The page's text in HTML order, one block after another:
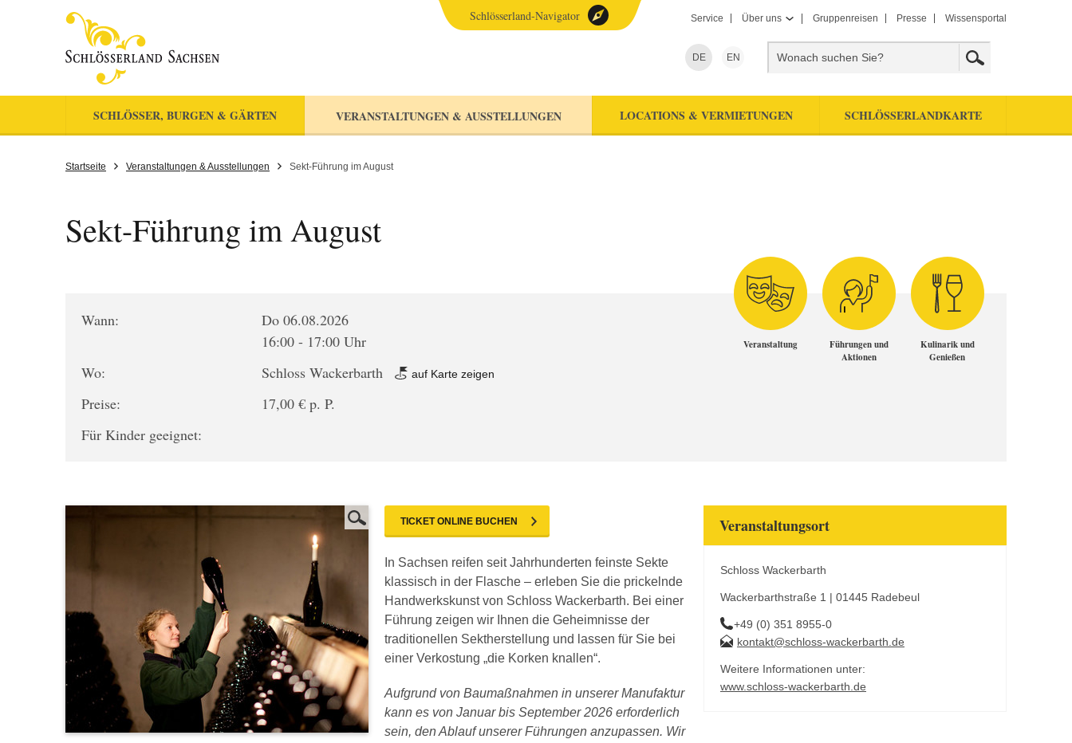
Service Über uns Gruppenreisen Presse Wissensportal
DE EN
SCHLÖSSER, BURGEN & GÄRTEN VERANSTALTUNGEN & AUSSTELLUNGEN LOCATIONS & VERMIETUNGEN SCHLÖSSERLANDKARTE
Schlösserland-Navigator
Startseite Veranstaltungen & Ausstellungen Sekt-Führung im August
Sekt-Führung im August
Wann:
Do 06.08.2026
16:00 - 17:00 Uhr
Wo:
Schloss Wackerbarth auf Karte zeigen
Preise:
17,00 € p. P.
Für Kinder geeignet:
Veranstaltung
Führungen und
Aktionen
Kulinarik und
Genießen
TICKET ONLINE BUCHEN
In Sachsen reifen seit Jahrhunderten feinste Sekte
klassisch in der Flasche – erleben Sie die prickelnde
Handwerkskunst von Schloss Wackerbarth. Bei einer
Führung zeigen wir Ihnen die Geheimnisse der
traditionellen Sektherstellung und lassen für Sie bei
einer Verkostung „die Korken knallen“.
Aufgrund von Baumaßnahmen in unserer Manufaktur
kann es von Januar bis September 2026 erforderlich
sein, den Ablauf unserer Führungen anzupassen. Wir
Veranstaltungsort
Schloss Wackerbarth
Wackerbarthstraße 1 | 01445 Radebeul
+49 (0) 351 8955-0
kontakt@schloss-wackerbarth.de
Weitere Informationen unter:
www.schloss-wackerbarth.de